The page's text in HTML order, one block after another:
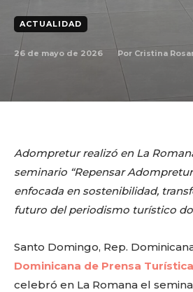
ACTUALIDAD
26 de mayo de 2026 Por Cristina
Adompretur realizó en La
seminario “Repensar
enfocada en sostenibilidad,
futuro del periodismo turístico
Santo Domingo, Rep.
Dominicana de Prensa
celebró en La Romana el